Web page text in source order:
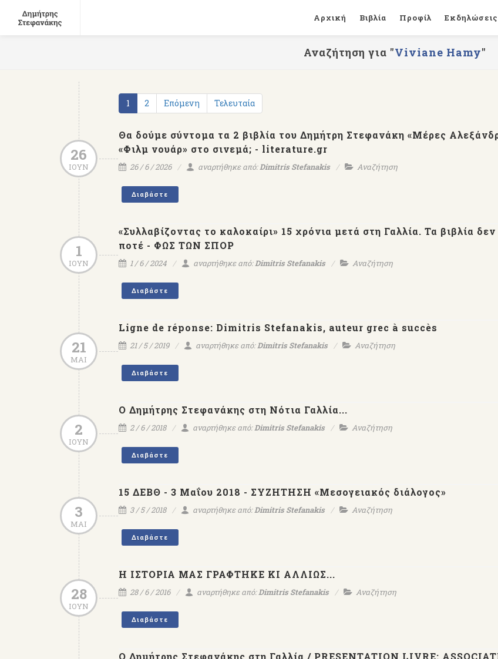
Αρχική Βιβλία Προφίλ Εκδηλώσεις
Αναζήτηση για "Viviane Hamy"
1 2 Επόμενη Τελευταία
26
ΙΟΥΝ
Θα δούμε σύντομα τα 2 βιβλία του Δημήτρη Στεφανάκη «Μέρες
«Φιλμ νουάρ» στο σινεμά; - literature.gr
26 / 6 / 2026 αναρτήθηκε από:Dimitris Stefanakis Αναζήτηση
Διαβάστε
1
ΙΟΥΝ
«Συλλαβίζοντας το καλοκαίρι» 15 χρόνια μετά στη Γαλλία. Τα βιβλία
ποτέ - ΦΩΣ ΤΩΝ ΣΠΟΡ
1 / 6 / 2024 αναρτήθηκε από:Dimitris Stefanakis Αναζήτηση
Διαβάστε
21
ΜΑΙ
Ligne de réponse: Dimitris Stefanakis, auteur grec à succès
21 / 5 / 2019 αναρτήθηκε από:Dimitris Stefanakis Αναζήτηση
Διαβάστε
2
ΙΟΥΝ
Ο Δημήτρης Στεφανάκης στη Νότια Γαλλία...
2 / 6 / 2018 αναρτήθηκε από:Dimitris Stefanakis Αναζήτηση
Διαβάστε
3
ΜΑΙ
15 ΔΕΒΘ - 3 Μαΐου 2018 - ΣΥΖΗΤΗΣΗ «Μεσογειακός διάλογος»
3 / 5 / 2018 αναρτήθηκε από:Dimitris Stefanakis Αναζήτηση
Διαβάστε
28
ΙΟΥΝ
Η ΙΣΤΟΡΙΑ ΜΑΣ ΓΡΑΦΤΗΚΕ ΚΙ ΑΛΛΙΩΣ...
28 / 6 / 2016 αναρτήθηκε από:Dimitris Stefanakis Αναζήτηση
Διαβάστε
Ο Δημήτρης Στεφανάκης στη Γαλλία / PRESENTATION LIVRE: